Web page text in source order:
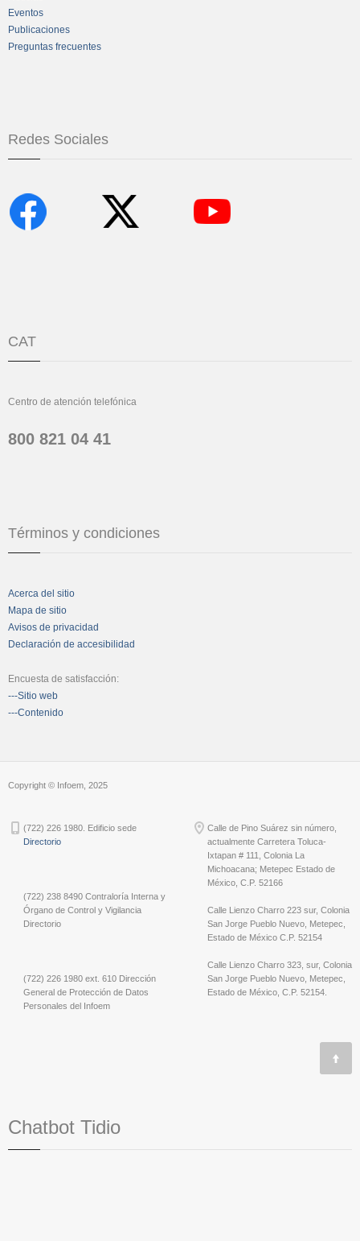
Eventos
Publicaciones
Preguntas frecuentes
Redes Sociales
CAT
Centro de atención telefónica
800 821 04 41
Términos y condiciones
Acerca del sitio
Mapa de sitio
Avisos de privacidad
Declaración de accesibilidad
Encuesta de satisfacción:
---Sitio web
---Contenido
Copyright © Infoem, 2025
(722) 226 1980. Edificio sede
Directorio
(722) 238 8490 Contraloría Interna y
Órgano de Control y Vigilancia
Directorio
(722) 226 1980 ext. 610 Dirección
General de Protección de Datos
Personales del Infoem
Calle de Pino Suárez sin número,
actualmente Carretera Toluca-
Ixtapan # 111, Colonia La
Michoacana; Metepec Estado de
México, C.P. 52166
Calle Lienzo Charro 223 sur, Colonia
San Jorge Pueblo Nuevo, Metepec,
Estado de México C.P. 52154
Calle Lienzo Charro 323, sur, Colonia
San Jorge Pueblo Nuevo, Metepec,
Estado de México, C.P. 52154.
Chatbot Tidio